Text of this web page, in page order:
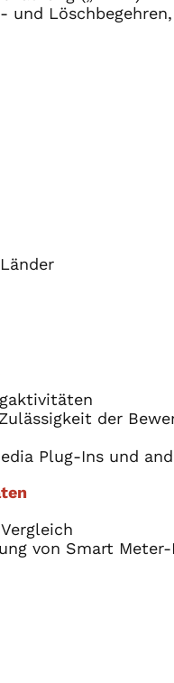
der
Plug-Ins und
von Smart